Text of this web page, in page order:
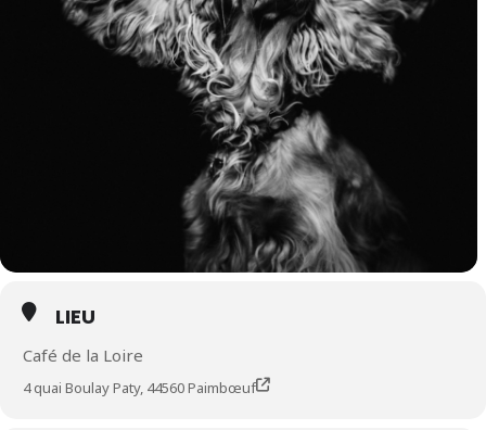
LIEU
Café de la Loire
4 quai Boulay Paty, 44560 Paimbœuf